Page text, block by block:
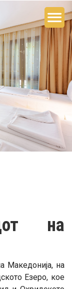
на
Македонија, на
Езеро, кое